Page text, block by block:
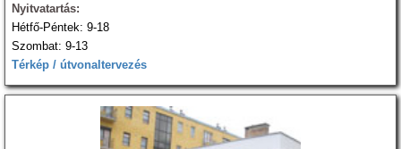
Nyitvatartás:
Hétfő-Péntek: 9-18
Szombat: 9-13
Térkép / útvonaltervezés